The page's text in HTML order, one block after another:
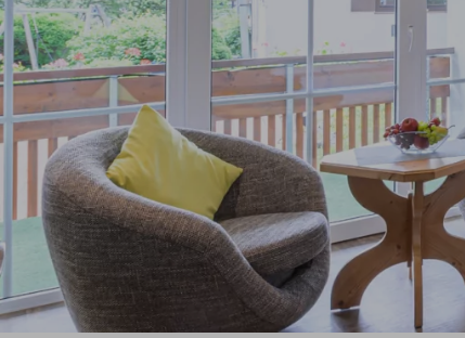
Wohnen
Zimmer
Preise
Inklusivleistungen
Angebot
Aktuelle Angebote